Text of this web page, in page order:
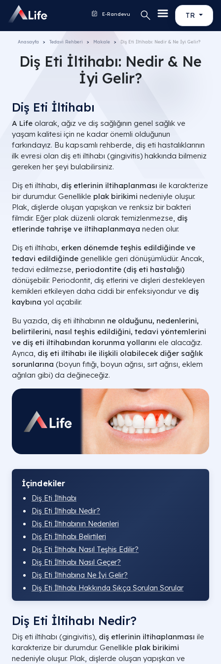
TR
E-Randevu
Anasayfa Tedavi Rehberi Makale Diş Eti İltihabı: Nedir & Ne İyi Gelir?
Diş Eti İltihabı: Nedir & Ne
İyi Gelir?
Diş Eti İltihabı
A Life olarak, ağız ve diş sağlığının genel sağlık ve
yaşam kalitesi için ne kadar önemli olduğunun
farkındayız. Bu kapsamlı rehberde, diş eti hastalıklarının
ilk evresi olan diş eti iltihabı (gingivitis) hakkında bilmeniz
gereken her şeyi bulabilirsiniz.
Diş eti iltihabı, diş etlerinin iltihaplanması ile karakterize
bir durumdur. Genellikle plak birikimi nedeniyle oluşur.
Plak, dişlerde oluşan yapışkan ve renksiz bir bakteri
filmdir. Eğer plak düzenli olarak temizlenmezse, diş
etlerinde tahrişe ve iltihaplanmaya neden olur.
Diş eti iltihabı, erken dönemde teşhis edildiğinde ve
tedavi edildiğinde genellikle geri dönüşümlüdür. Ancak,
tedavi edilmezse, periodontite (diş eti hastalığı)
dönüşebilir. Periodontit, diş etlerini ve dişleri destekleyen
kemikleri etkileyen daha ciddi bir enfeksiyondur ve diş
kaybına yol açabilir.
Bu yazıda, diş eti iltihabının ne olduğunu, nedenlerini,
belirtilerini, nasıl teşhis edildiğini, tedavi yöntemlerini
ve diş eti iltihabından korunma yollarını ele alacağız.
Ayrıca, diş eti iltihabı ile ilişkili olabilecek diğer sağlık
sorunlarına (boyun fıtığı, boyun ağrısı, sırt ağrısı, eklem
ağrıları gibi) da değineceğiz.
İçindekiler
Diş Eti İltihabı
Diş Eti İltihabı Nedir?
Diş Eti İltihabının Nedenleri
Diş Eti İltihabı Belirtileri
Diş Eti İltihabı Nasıl Teşhis Edilir?
Diş Eti İltihabı Nasıl Geçer?
Diş Eti İltihabına Ne İyi Gelir?
Diş Eti İltihabı Hakkında Sıkça Sorulan Sorular
Diş Eti İltihabı Nedir?
Diş eti iltihabı (gingivitis), diş etlerinin iltihaplanması ile
karakterize bir durumdur. Genellikle plak birikimi
nedeniyle oluşur. Plak, dişlerde oluşan yapışkan ve